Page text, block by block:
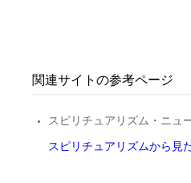
関連サイトの参考ページ
スピリチュアリズム・ニュ
スピリチュアリズムから見